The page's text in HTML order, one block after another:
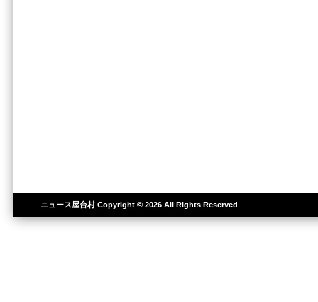
ニュース屋台村Copyright © 2026 All Rights Reserved